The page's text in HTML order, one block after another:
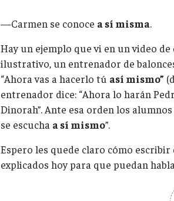
—Carmen se conoce a sí misma.
Hay un ejemplo que vi en un video
ilustrativo, un entrenador de
“Ahora vas a hacerlo tú así mismo”
entrenador dice: “Ahora lo harán
Dinorah”. Ante esa orden los
se escucha a sí mismo”.
Espero les quede claro cómo
explicados hoy para que puedan